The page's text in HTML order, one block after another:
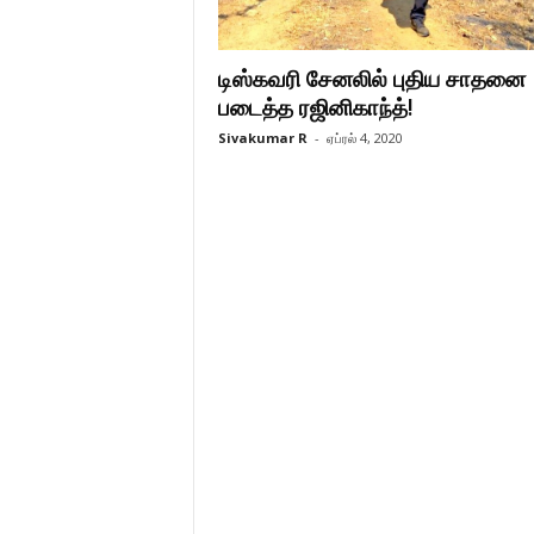
டிஸ்கவரி சேனலில் புதிய சாதனை
படைத்த ரஜினிகாந்த்!
Sivakumar R - ஏப்ரல் 4, 2020